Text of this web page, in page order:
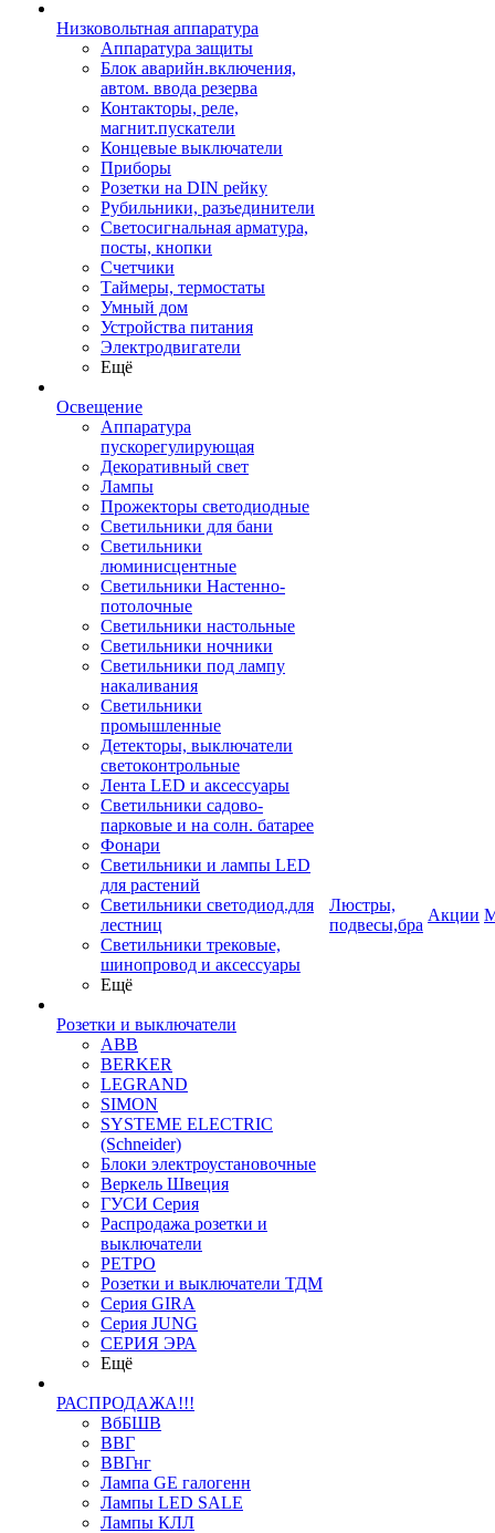
Низковольтная аппаратура
Аппаратура защиты
Блок аварийн.включения,
автом. ввода резерва
Контакторы, реле,
магнит.пускатели
Концевые выключатели
Приборы
Розетки на DIN рейку
Рубильники, разъединители
Светосигнальная арматура,
посты, кнопки
Счетчики
Таймеры, термостаты
Умный дом
Устройства питания
Электродвигатели
Ещё
Освещение
Аппаратура
пускорегулирующая
Декоративный свет
Лампы
Прожекторы светодиодные
Светильники для бани
Светильники
люминисцентные
Светильники Настенно-
потолочные
Светильники настольные
Светильники ночники
Светильники под лампу
накаливания
Светильники
промышленные
Детекторы, выключатели
светоконтрольные
Лента LED и аксессуары
Светильники садово-
парковые и на солн. батарее
Фонари
Светильники и лампы LED
для растений
Светильники светодиод.для
лестниц
Светильники трековые,
шинопровод и аксессуары
Ещё
Розетки и выключатели
ABB
BERKER
LEGRAND
SIMON
SYSTEME ELECTRIC
(Schneider)
Блоки электроустановочные
Веркель Швеция
ГУСИ Серия
Распродажа розетки и
выключатели
РЕТРО
Розетки и выключатели ТДМ
Серия GIRA
Серия JUNG
СЕРИЯ ЭРА
Ещё
РАСПРОДАЖА!!!
ВбБШВ
ВВГ
ВВГнг
Лампа GE галогенн
Лампы LED SALE
Лампы КЛЛ
Люстры,
подвесы,бра
Акции